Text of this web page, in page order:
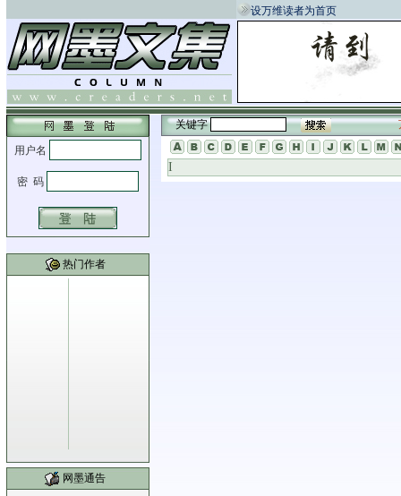
设万维读者为首页
热门作者
网墨通告
关键字
I